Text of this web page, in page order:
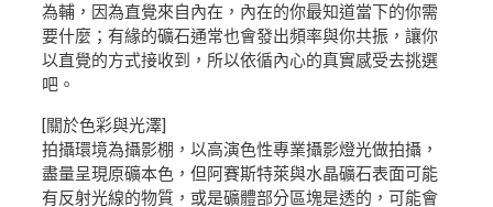
為輔，因為直覺來自內在，內在的你最知道當下的你需
要什麼；有緣的礦石通常也會發出頻率與你共振，讓你
以直覺的方式接收到，所以依循內心的真實感受去挑選
吧。
[關於色彩與光澤]
拍攝環境為攝影棚，以高演色性專業攝影燈光做拍攝，
盡量呈現原礦本色，但阿賽斯特萊與水晶礦石表面可能
有反射光線的物質，或是礦體部分區塊是透的，可能會